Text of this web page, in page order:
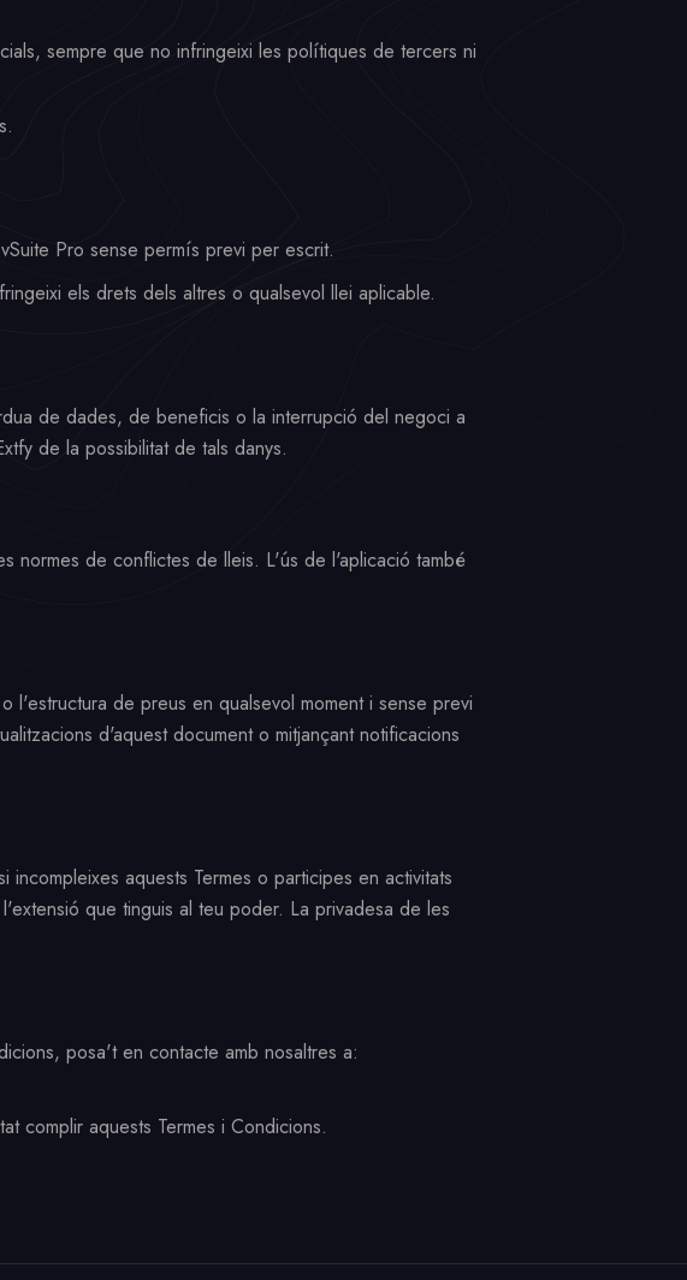
sempre que no infringeixi les polítiques de tercers ni
Pro sense permís previ per escrit.
els drets dels altres o qualsevol llei aplicable.
de dades, de beneficis o la interrupció del negoci a
de la possibilitat de tals danys.
normes de conflictes de lleis. L'ús de l'aplicació també
l'estructura de preus en qualsevol moment i sense previ
d'aquest document o mitjançant notificacions
aquests Termes o participes en activitats
que tinguis al teu poder. La privadesa de les
posa't en contacte amb nosaltres a:
complir aquests Termes i Condicions.